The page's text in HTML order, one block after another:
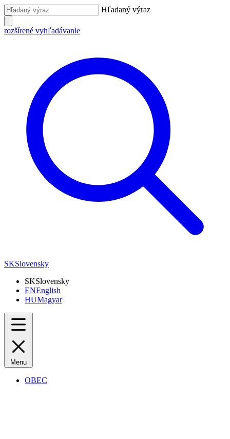
Hľadaný výraz
rozšírené vyhľadávanie
SKSlovensky
SKSlovensky
ENEnglish
HUMagyar
Menu
OBEC